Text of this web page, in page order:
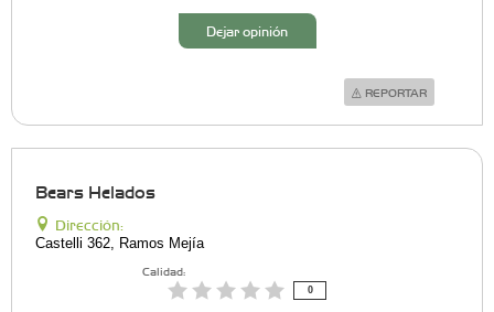
Dejar opinión
REPORTAR
Bears Helados
Dirección:
Castelli 362, Ramos Mejía
Calidad:
0